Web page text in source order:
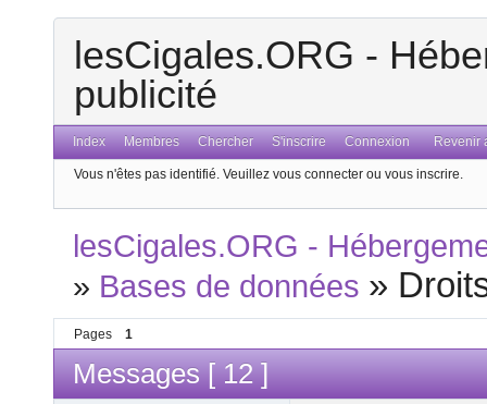
lesCigales.ORG -
publicité
Index Membres Chercher S'inscrire Connexion Revenir
Vous n'êtes pas identifié. Veuillez vous connecter ou vous inscrire.
lesCigales.ORG -
» Bases de données »
Pages 1
Messages [ 12 ]